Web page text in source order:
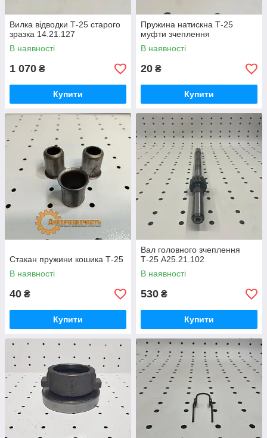
Вилка відводки Т-25 старого
зразка 14.21.127
В наявності
1 070 ₴
Купити
Пружина натискна Т-25
муфти зчеплення
В наявності
20 ₴
Купити
Стакан пружини кошика Т-25
В наявності
40 ₴
Купити
Вал головного зчеплення
Т-25 А25.21.102
В наявності
530 ₴
Купити